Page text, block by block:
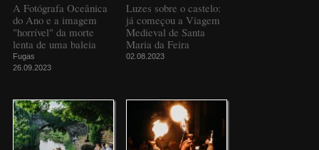
A Fotógrafa Oceânica
do Ano e a imagem
"horrível" da morte
lenta de uma baleia
Fugas
26.09.2023
Luzes sobre o castelo:
já começou a Viagem
Medieval de Santa
Maria da Feira
02.08.2023